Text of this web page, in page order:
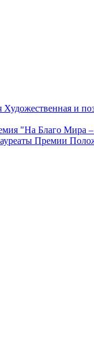
Художественная и
"На Благо Мира
Премии